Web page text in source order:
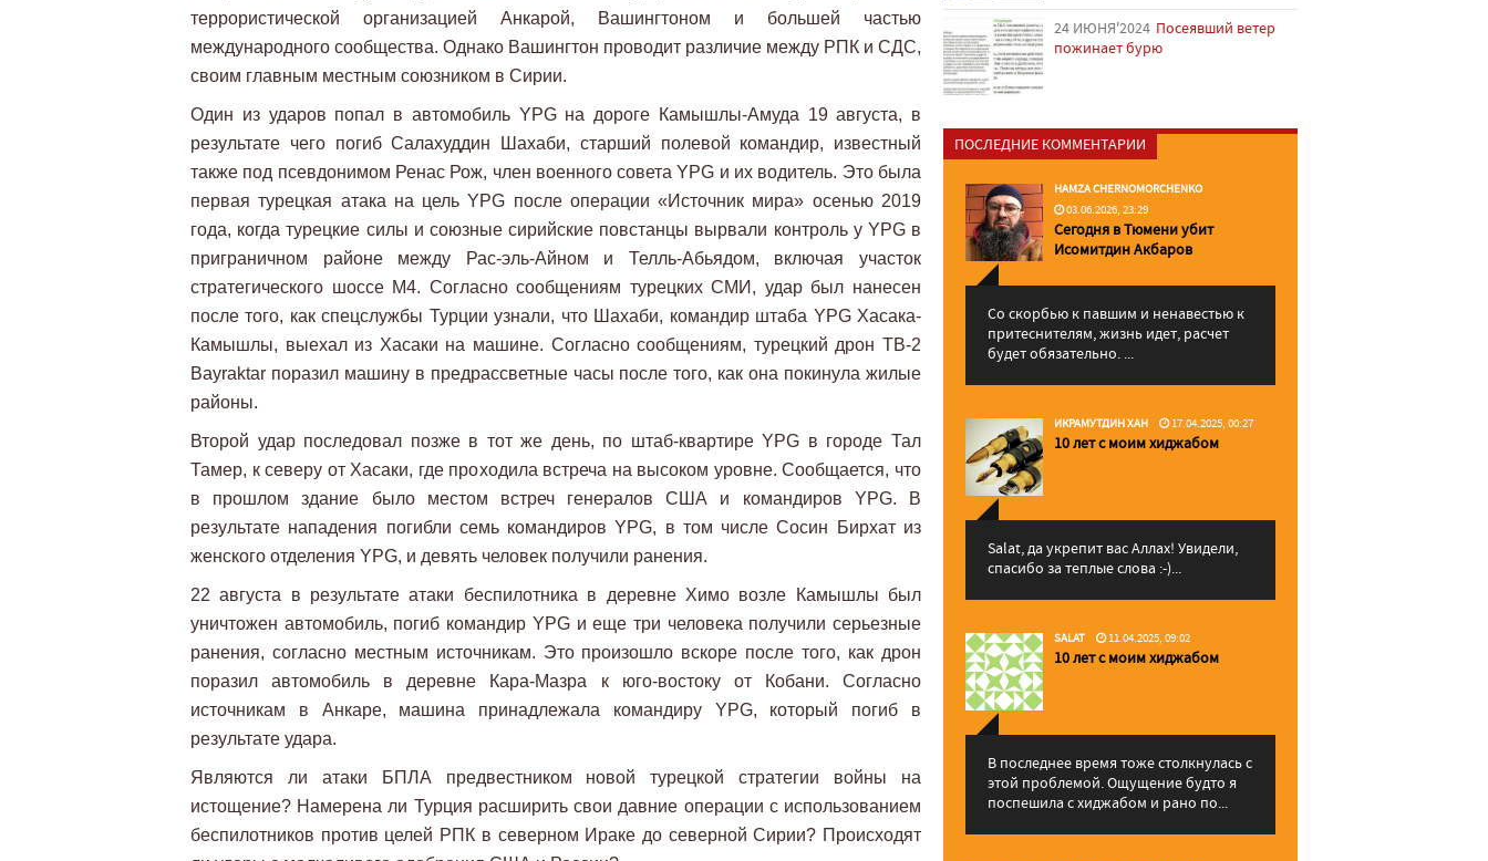
террористической организацией Анкарой, Вашингтоном и большей частью
международного сообщества. Однако Вашингтон проводит различие между РПК и СДС,
своим главным местным союзником в Сирии.
Один из ударов попал в автомобиль YPG на дороге Камышлы-Амуда 19 августа, в
результате чего погиб Салахуддин Шахаби, старший полевой командир, известный
также под псевдонимом Ренас Рож, член военного совета YPG и их водитель. Это была
первая турецкая атака на цель YPG после операции «Источник мира» осенью 2019
года, когда турецкие силы и союзные сирийские повстанцы вырвали контроль у YPG в
приграничном районе между Рас-эль-Айном и Телль-Абьядом, включая участок
стратегического шоссе M4. Согласно сообщениям турецких СМИ, удар был нанесен
после того, как спецслужбы Турции узнали, что Шахаби, командир штаба YPG Хасака-
Камышлы, выехал из Хасаки на машине. Согласно сообщениям, турецкий дрон TB-2
Bayraktar поразил машину в предрассветные часы после того, как она покинула жилые
районы.
Второй удар последовал позже в тот же день, по штаб-квартире YPG в городе Тал
Тамер, к северу от Хасаки, где проходила встреча на высоком уровне. Сообщается, что
в прошлом здание было местом встреч генералов США и командиров YPG. В
результате нападения погибли семь командиров YPG, в том числе Сосин Бирхат из
женского отделения YPG, и девять человек получили ранения.
22 августа в результате атаки беспилотника в деревне Химо возле Камышлы был
уничтожен автомобиль, погиб командир YPG и еще три человека получили серьезные
ранения, согласно местным источникам. Это произошло вскоре после того, как дрон
поразил автомобиль в деревне Кара-Мазра к юго-востоку от Кобани. Согласно
источникам в Анкаре, машина принадлежала командиру YPG, который погиб в
результате удара.
Являются ли атаки БПЛА предвестником новой турецкой стратегии войны на
истощение? Намерена ли Турция расширить свои давние операции с использованием
беспилотников против целей РПК в северном Ираке до северной Сирии? Происходят
24 ИЮНЯ'2024 Посеявший ветер
пожинает бурю
ПОСЛЕДНИЕ КОММЕНТАРИИ
HAMZA CHERNOMORCHENKO
03.06.2026, 23:29
Сегодня в Тюмени убит
Исомитдин Акбаров
Со скорбью к павшим и ненавестью к
притеснителям, жизнь идет, расчет
будет обязательно. ...
ИКРАМУТДИН ХАН 17.04.2025, 00:27
10 лет с моим хиджабом
Salat, да укрепит вас Аллаx! Увидели,
спасибо за теплые слова :-)...
SALAT 11.04.2025, 09:02
10 лет с моим хиджабом
В последнее время тоже столкнулась с
этой проблемой. Ощущение будто я
поспешила с хиджабом и рано по...